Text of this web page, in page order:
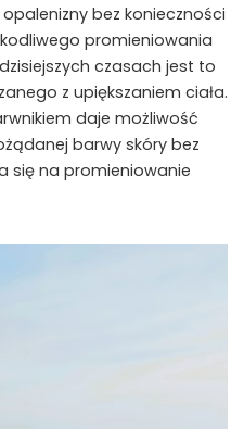
bez konieczności
promieniowania
czasach jest to
z upiększaniem ciała.
daje możliwość
barwy skóry bez
się na promieniowanie